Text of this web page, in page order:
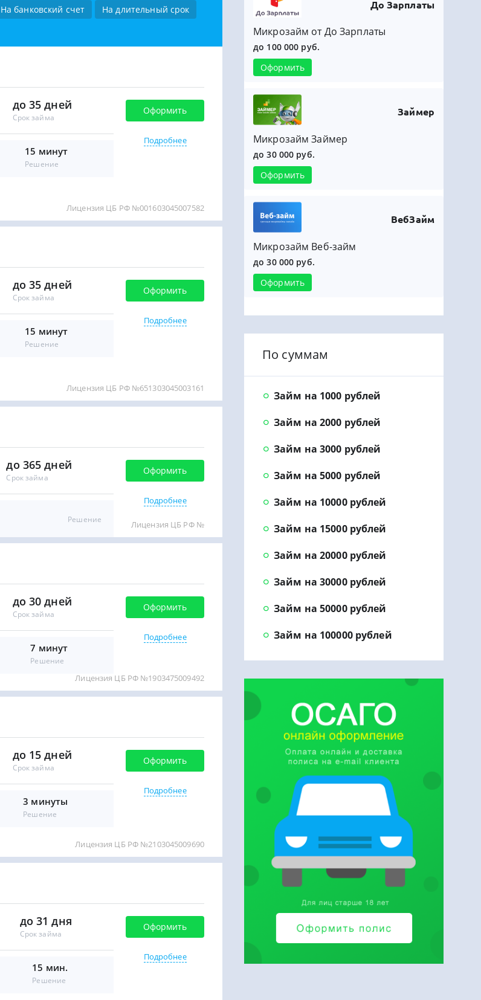
На банковский счет
На длительный срок
до 35 дней
Срок займа
15 минут
Решение
Оформить
Подробнее
Лицензия ЦБ РФ №001603045007582
до 35 дней
Срок займа
15 минут
Решение
Оформить
Подробнее
Лицензия ЦБ РФ №651303045003161
до 365 дней
Срок займа
Решение
Оформить
Подробнее
Лицензия ЦБ РФ №
до 30 дней
Срок займа
7 минут
Решение
Оформить
Подробнее
Лицензия ЦБ РФ №1903475009492
до 15 дней
Срок займа
3 минуты
Решение
Оформить
Подробнее
Лицензия ЦБ РФ №2103045009690
до 31 дня
Срок займа
15 мин.
Решение
Оформить
Подробнее
До Зарплаты
Микрозайм от До Зарплаты
до 100 000 руб.
Оформить
Займер
Микрозайм Займер
до 30 000 руб.
Оформить
ВебЗайм
Микрозайм Веб-займ
до 30 000 руб.
Оформить
По суммам
Займ на 1000 рублей
Займ на 2000 рублей
Займ на 3000 рублей
Займ на 5000 рублей
Займ на 10000 рублей
Займ на 15000 рублей
Займ на 20000 рублей
Займ на 30000 рублей
Займ на 50000 рублей
Займ на 100000 рублей